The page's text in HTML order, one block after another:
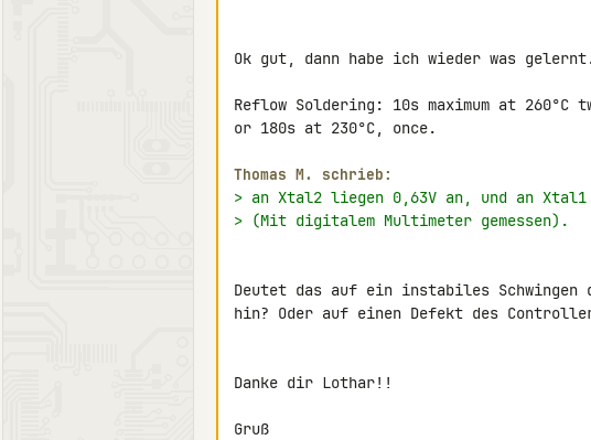
Ok gut, dann habe ich wieder was
Reflow Soldering: 10s maximum at 260°C
or 180s at 230°C, once.
Thomas M. schrieb:
> an Xtal2 liegen 0,63V an, und an Xtal1
> (Mit digitalem Multimeter gemessen).
Deutet das auf ein instabiles Schwingen
hin? Oder auf einen Defekt des
Danke dir Lothar!!
Gruß